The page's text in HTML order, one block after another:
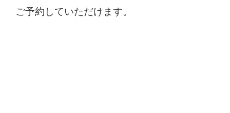
ご予約していただけます。